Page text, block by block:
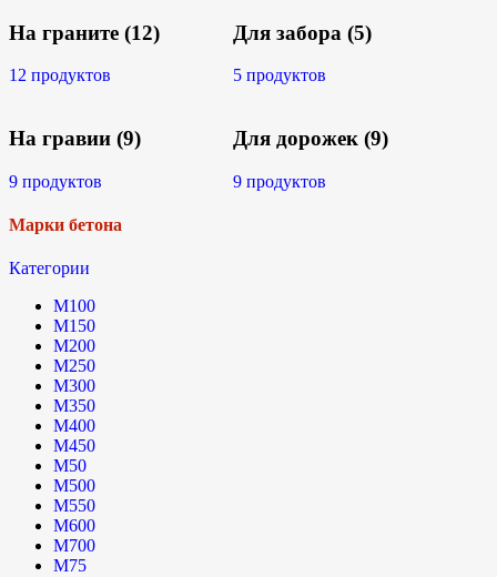
На граните (12)
12 продуктов
На гравии (9)
9 продуктов
Для забора (5)
5 продуктов
Для дорожек (9)
9 продуктов
Марки бетона
Категории
М100
М150
М200
М250
М300
М350
М400
М450
М50
М500
М550
М600
М700
М75